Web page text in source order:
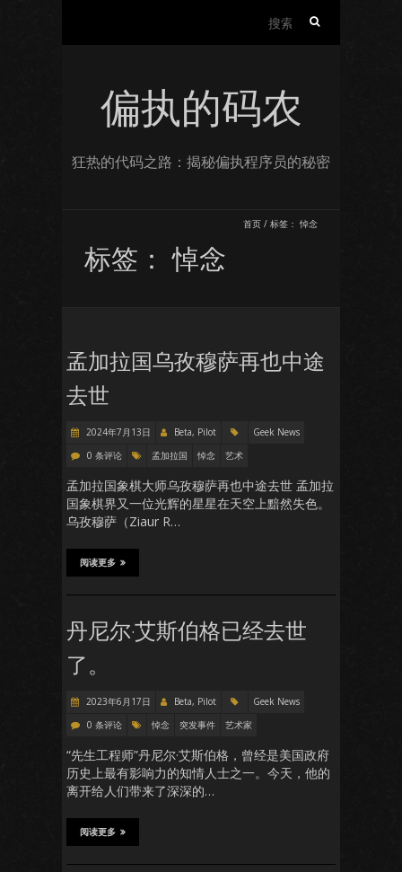
偏执的码农
狂热的代码之路：揭秘偏执程序员的秘密
首页 / 标签： 悼念
标签：悼念
孟加拉国乌孜穆萨再也中途
去世
2024年7月13日 Beta, Pilot
Geek News
0 条评论
孟加拉国 悼念 艺术
孟加拉国象棋大师乌孜穆萨再也中途去世 孟加拉
国象棋界又一位光辉的星星在天空上黯然失色。
乌孜穆萨（Ziaur R…
阅读更多
丹尼尔·艾斯伯格已经去世
了。
2023年6月17日 Beta, Pilot
Geek News
0 条评论
悼念 突发事件 艺术家
“先生工程师”丹尼尔·艾斯伯格，曾经是美国政府
历史上最有影响力的知情人士之一。今天，他的
离开给人们带来了深深的…
阅读更多